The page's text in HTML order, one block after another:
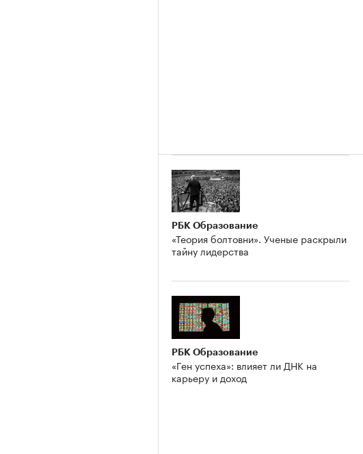
РБК Образование
«Теория болтовни». Ученые раскрыли
тайну лидерства
РБК Образование
«Ген успеха»: влияет ли ДНК на
карьеру и доход